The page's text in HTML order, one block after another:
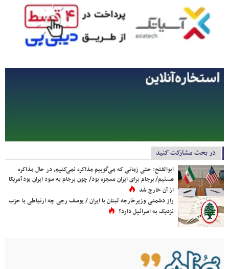
در بحث مشارکت کنید
ابوالفتح: حتی زمانی که می‌گوییم مذاکره نمی‌کنیم، در حال مذاکره
هستیم/ برجام برای ایران معجزه بود/ چون برجام به سود ایران بود آمریکا
از آن خارج شد
راز دشمنی وزیرخارجه لبنان با ایران / یوسف رجی چه ارتباطی با حزب
نزدیک به اسرائیل دارد؟